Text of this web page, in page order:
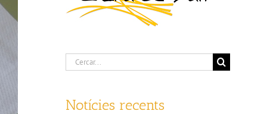
Cerca
…
Notícies recents